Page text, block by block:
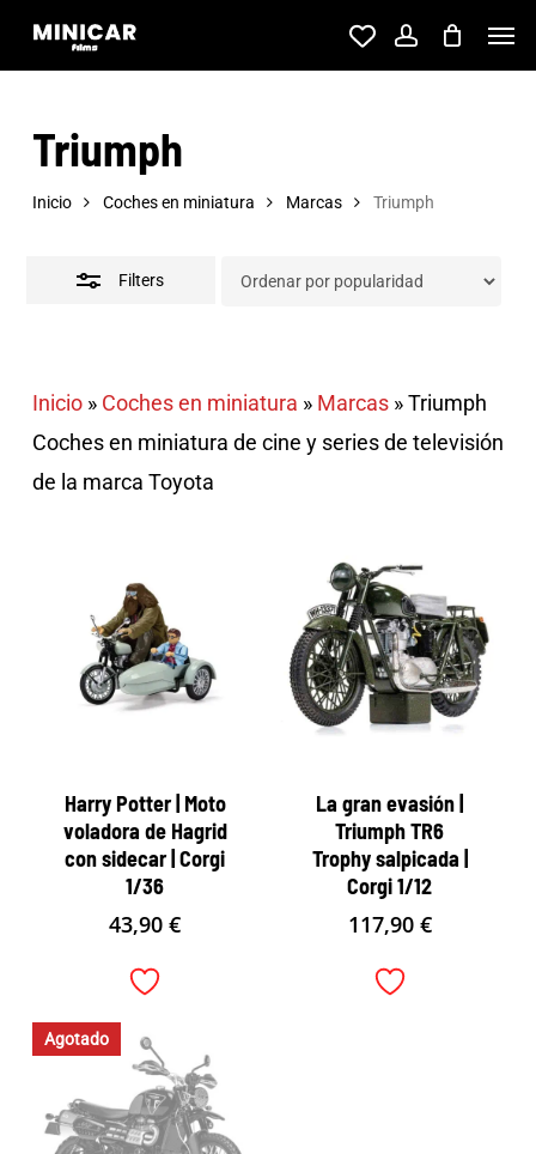
Skip
content
account
Triumph
Inicio Coches en miniatura Marcas Triumph
Filters
Inicio» Coches en miniatura » Marcas»Triumph
Coches en miniatura de cine y series de televisión
de la marca Toyota
Harry Potter | Moto
voladora de Hagrid
con sidecar | Corgi
1/36
43,90€
La gran evasión |
Triumph TR6
Trophy salpicada |
Corgi 1/12
117,90 €
Agotado